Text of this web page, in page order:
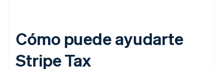
Cómo puede ayudarte
Stripe Tax